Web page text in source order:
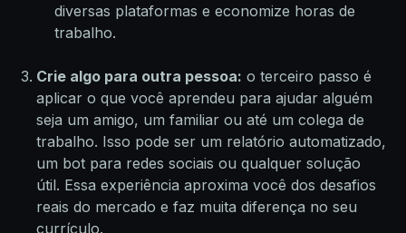
diversas plataformas e economize horas de
trabalho.
Crie algo para outra pessoa: o terceiro passo é
aplicar o que você aprendeu para ajudar alguém
seja um amigo, um familiar ou até um colega de
trabalho. Isso pode ser um relatório automatizado,
um bot para redes sociais ou qualquer solução
útil. Essa experiência aproxima você dos desafios
reais do mercado e faz muita diferença no seu
currículo.